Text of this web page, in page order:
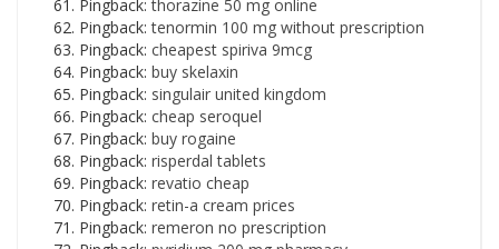
Pingback:thorazine 50 mg online
Pingback:tenormin 100 mg without prescription
Pingback: cheapest spiriva 9mcg
Pingback: buy skelaxin
Pingback: singulair united kingdom
Pingback: cheap seroquel
Pingback: buy rogaine
Pingback: risperdal tablets
Pingback: revatio cheap
Pingback: retin-a cream prices
Pingback: remeron no prescription